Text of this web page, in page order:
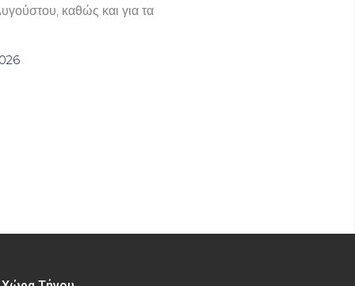
καθώς και για τα